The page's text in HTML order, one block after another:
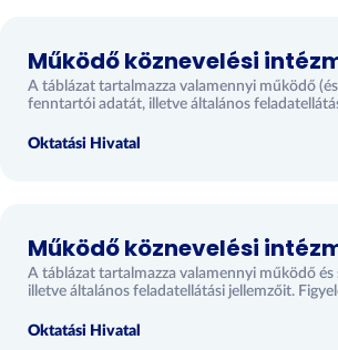
Működő köznevelési
A táblázat tartalmazza valamennyi működő
fenntartói adatát, illetve általános
Oktatási Hivatal
Működő köznevelési
A táblázat tartalmazza valamennyi működő
illetve általános feladatellátási jellemzőit.
Oktatási Hivatal